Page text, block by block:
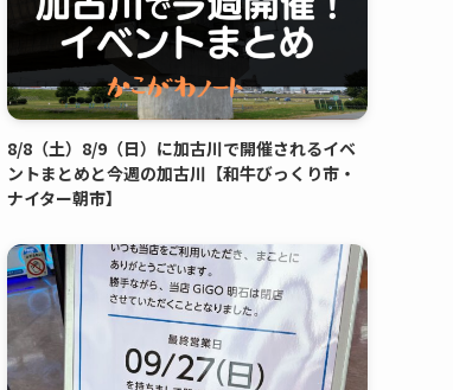
8/8（土）8/9（日）に加古川で開催されるイベ
ントまとめと今週の加古川【和牛びっくり市・
ナイター朝市】